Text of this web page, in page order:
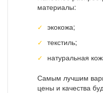
материалы:
экокожа;
текстиль;
натуральная
Самым лучшим
цены и качества